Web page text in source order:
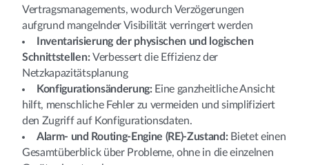
Vertragsmanagements, wodurch Verzögerungen
aufgrund mangelnder Visibilität verringert werden
Inventarisierung der physischen und logischen
Schnittstellen:Verbessert die Effizienz der
Netzkapazitätsplanung
Konfigurationsänderung: Eine ganzheitliche Ansicht
hilft, menschliche Fehler zu vermeiden und simplifiziert
den Zugriff auf Konfigurationsdaten.
Alarm- und Routing-Engine (RE)-Zustand: Bietet einen
Gesamtüberblick über Probleme, ohne in die einzelnen